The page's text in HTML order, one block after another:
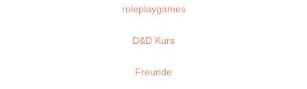
roleplaygames
D&D Kurs
Freunde